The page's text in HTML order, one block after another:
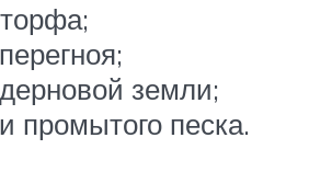
земли;
промытого песка.